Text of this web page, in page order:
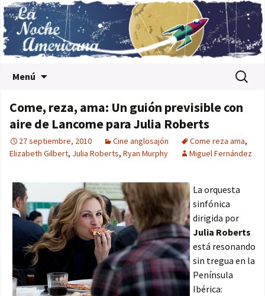
Menú Buscar:
Come, reza, ama: Un guión previsible con
aire de Lancome para Julia Roberts
27 septiembre, 2010 Cine anglosajón Come reza ama,
Elizabeth Gilbert, Julia Roberts, Ryan Murphy Miguel Fernández
La orquesta
sinfónica
dirigida por
Julia Roberts
está resonando
sin tregua en la
Península
Ibérica: